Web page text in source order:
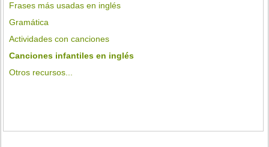
Frases más usadas en inglés
Gramática
Actividades con canciones
Canciones infantiles en inglés
Otros recursos...